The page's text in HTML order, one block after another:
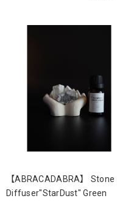
【ABRACADABRA】 Stone
Diffuser"StarDust" Green